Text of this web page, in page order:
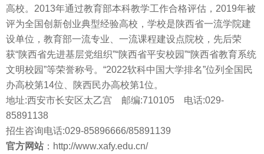
高校。2013年通过教育部本科教学工作合格评估，2019年被
评为全国创新创业典型经验高校，学校是陕西省一流学院建
设单位，教育部一流专业、一流课程建设点院校，先后荣
获“陕西省先进基层党组织”“陕西省平安校园”“陕西省教育系统
文明校园”等荣誉称号。“2022软科中国大学排名”位列全国民
办高校第14位、陕西民办高校第1位。
地址:西安市长安区太乙宫 邮编:710105 电话:029-
85891138
招生咨询电话:029-85896666/85891139
官方网站 ：http://www.xafy.edu.cn/